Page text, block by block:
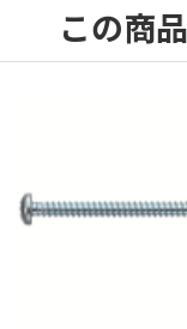
この商